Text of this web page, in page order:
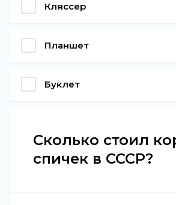
Кляссер
Планшет
Буклет
Сколько стоил
спичек в СССР?